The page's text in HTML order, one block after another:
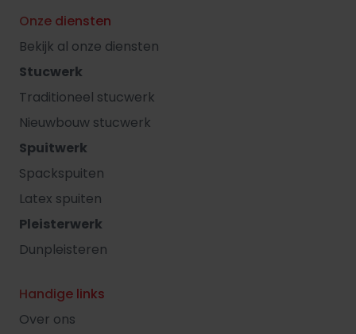
Onze diensten
Bekijk al onze diensten
Stucwerk
Traditioneel stucwerk
Nieuwbouw stucwerk
Spuitwerk
Spackspuiten
Latex spuiten
Pleisterwerk
Dunpleisteren
Handige links
Over ons